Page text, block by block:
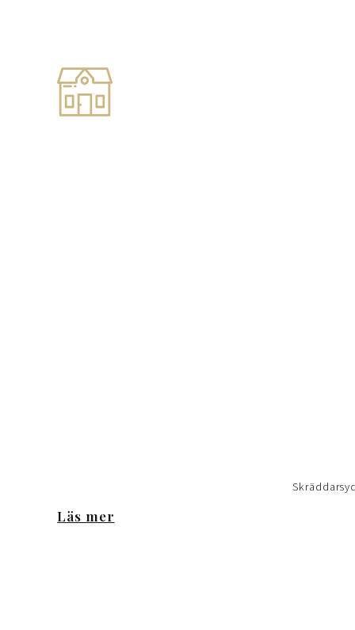
Läs mer